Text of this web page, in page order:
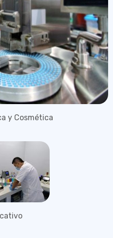
y Cosmética